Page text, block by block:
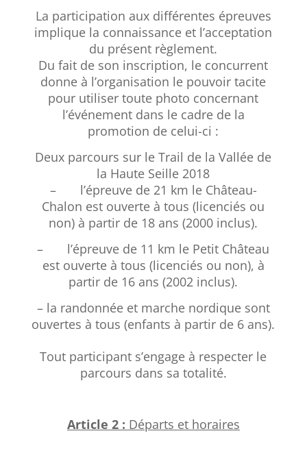
La participation aux différentes épreuves
implique la connaissance et l’acceptation
du présent règlement.
Du fait de son inscription, le concurrent
donne à l’organisation le pouvoir tacite
pour utiliser toute photo concernant
l’événement dans le cadre de la
promotion de celui-ci :
Deux parcours sur le Trail de la Vallée de
la Haute Seille 2018
– l’épreuve de 21 km le Château-
Chalon est ouverte à tous (licenciés ou
non) à partir de 18 ans (2000 inclus).
– l’épreuve de 11 km le Petit Château
est ouverte à tous (licenciés ou non), à
partir de 16 ans (2002 inclus).
– la randonnée et marche nordique sont
ouvertes à tous (enfants à partir de 6 ans).
Tout participant s’engage à respecter le
parcours dans sa totalité.
Article 2 : Départs et horaires